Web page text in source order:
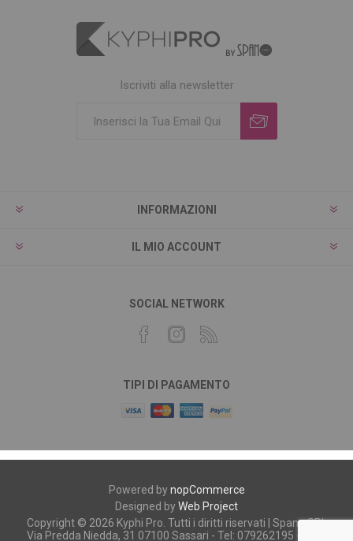
Iscriviti alla newsletter
INFORMAZIONI
IL MIO ACCOUNT
SOCIAL NETWORK
TIPI DI PAGAMENTO
Powered bynopCommerce
Designed byWeb Project
Copyright © 2026 Kyphi Pro. Tutti i diritti riservati | Spano SRL
Via Predda Niedda, 31 07100 Sassari - Tel: 079262195 - P.iva: